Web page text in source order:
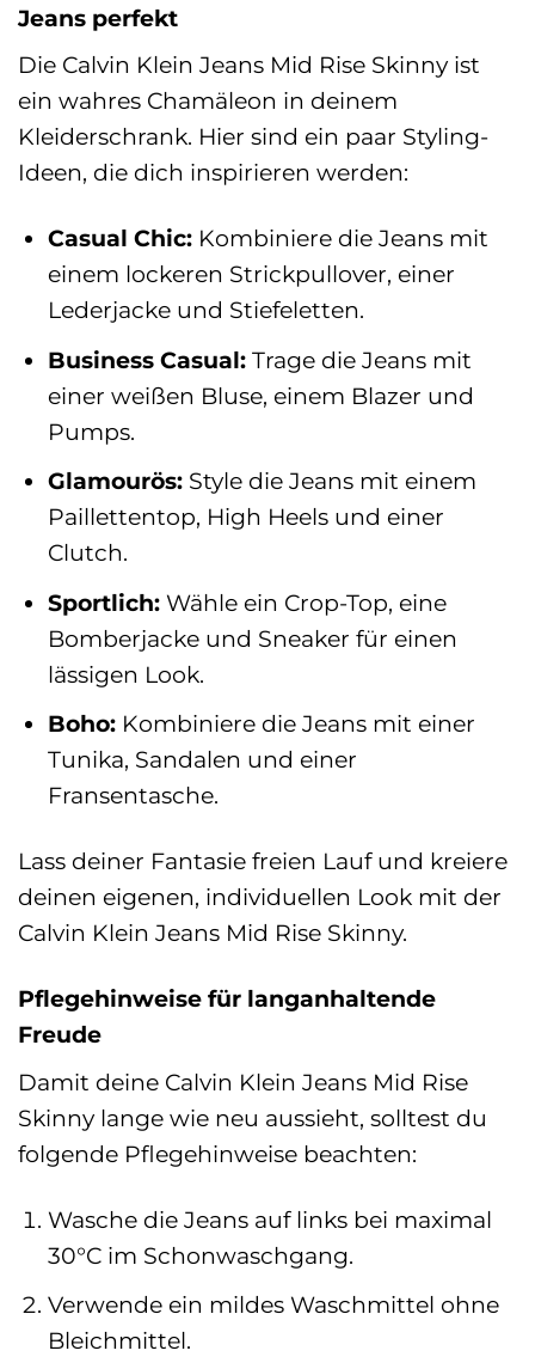
Jeans perfekt
Die Calvin Klein Jeans Mid Rise Skinny ist
ein wahres Chamäleon in deinem
Kleiderschrank. Hier sind ein paar Styling-
Ideen, die dich inspirieren werden:
Casual Chic:Kombiniere die Jeans mit
einem lockeren Strickpullover, einer
Lederjacke und Stiefeletten.
Business Casual:Trage die Jeans mit
einer weißen Bluse, einem Blazer und
Pumps.
Glamourös:Style die Jeans mit einem
Paillettentop, High Heels und einer
Clutch.
Sportlich:Wähle ein Crop-Top, eine
Bomberjacke und Sneaker für einen
lässigen Look.
Boho:Kombiniere die Jeans mit einer
Tunika, Sandalen und einer
Fransentasche.
Lass deiner Fantasie freien Lauf und kreiere
deinen eigenen, individuellen Look mit der
Calvin Klein Jeans Mid Rise Skinny.
Pflegehinweise für langanhaltende
Freude
Damit deine Calvin Klein Jeans Mid Rise
Skinny lange wie neu aussieht, solltest du
folgende Pflegehinweise beachten:
Wasche die Jeans auf links bei maximal
30°C im Schonwaschgang.
Verwende ein mildes Waschmittel ohne
Bleichmittel.